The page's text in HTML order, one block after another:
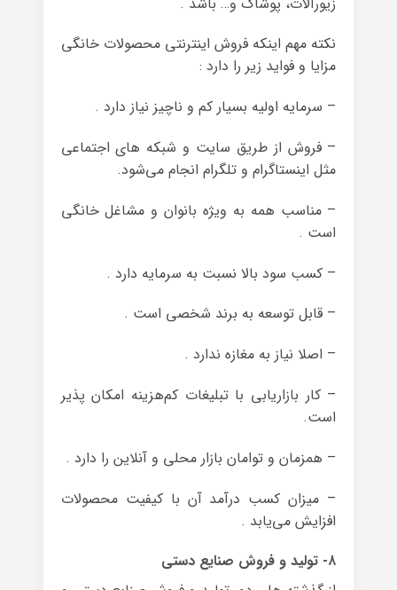
نکته مهم اینکه فروش اینترنتی محصولات خانگی
مزایا و فواید زیر را دارد :
– سرمایه اولیه بسیار کم و ناچیز نیاز دارد .
– فروش از طریق سایت و شبکه های اجتماعی
مثل اینستاگرام و تلگرام انجام می‌شود.
– مناسب همه به ویژه بانوان و مشاغل خانگی
است .
– کسب سود بالا نسبت به سرمایه دارد .
– قابل توسعه به برند شخصی است .
– اصلا نیاز به مغازه ندارد .
– کار بازاریابی با تبلیغات کم‌هزینه امکان پذیر
است.
– همزمان و توامان بازار محلی و آنلاین را دارد .
– میزان کسب درآمد آن با کیفیت محصولات
افزایش می‌یابد .
۸- تولید و فروش صنایع دستی